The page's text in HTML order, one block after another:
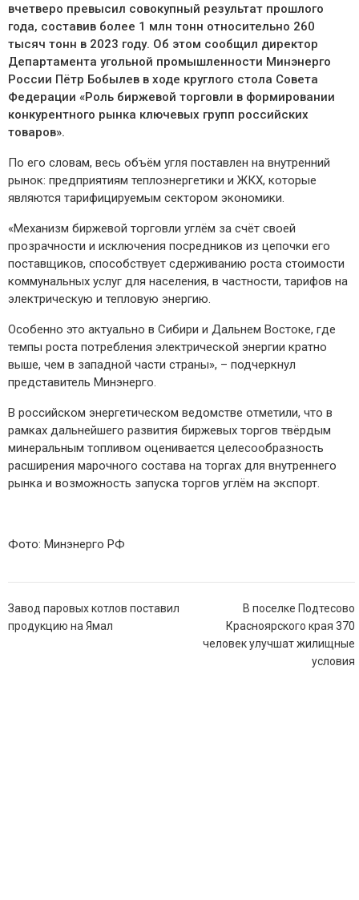
вчетверо превысил совокупный результат прошлого
года, составив более 1 млн тонн относительно 260
тысяч тонн в 2023 году. Об этом сообщил директор
Департамента угольной промышленности Минэнерго
России Пётр Бобылев в ходе круглого стола Совета
Федерации «Роль биржевой торговли в формировании
конкурентного рынка ключевых групп российских
товаров».
По его словам, весь объём угля поставлен на внутренний
рынок: предприятиям теплоэнергетики и ЖКХ, которые
являются тарифицируемым сектором экономики.
«Механизм биржевой торговли углём за счёт своей
прозрачности и исключения посредников из цепочки его
поставщиков, способствует сдерживанию роста стоимости
коммунальных услуг для населения, в частности, тарифов на
электрическую и тепловую энергию.
Особенно это актуально в Сибири и Дальнем Востоке, где
темпы роста потребления электрической энергии кратно
выше, чем в западной части страны», – подчеркнул
представитель Минэнерго.
В российском энергетическом ведомстве отметили, что в
рамках дальнейшего развития биржевых торгов твёрдым
минеральным топливом оценивается целесообразность
расширения марочного состава на торгах для внутреннего
рынка и возможность запуска торгов углём на экспорт.
Фото: Минэнерго РФ
Навигация
по
Завод паровых котлов поставил
продукцию на Ямал
В поселке Подтесово
Красноярского края 370
человек улучшат жилищные
условия